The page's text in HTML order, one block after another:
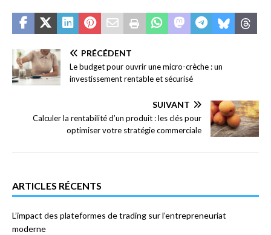
PRÉCÉDENT
Le budget pour ouvrir une micro-crèche : un
investissement rentable et sécurisé
SUIVANT
Calculer la rentabilité d’un produit : les clés pour
optimiser votre stratégie commerciale
ARTICLES RÉCENTS
L’impact des plateformes de trading sur l’entrepreneuriat
moderne